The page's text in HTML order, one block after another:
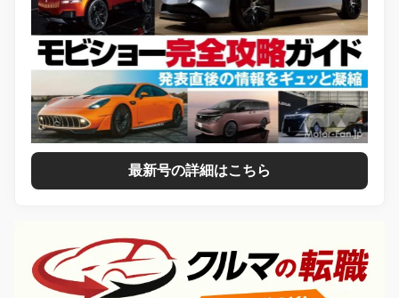
最新号の詳細はこちら